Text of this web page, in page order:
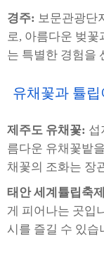
경주: 보문관광단
로, 아름다운 벚꽃
는 특별한 경험을
유채꽃과 튤
제주도 유채꽃: 섭
름다운 유채꽃밭
채꽃의 조화는 장
태안 세계튤립축
게 피어나는 곳입
시를 즐길 수 있습